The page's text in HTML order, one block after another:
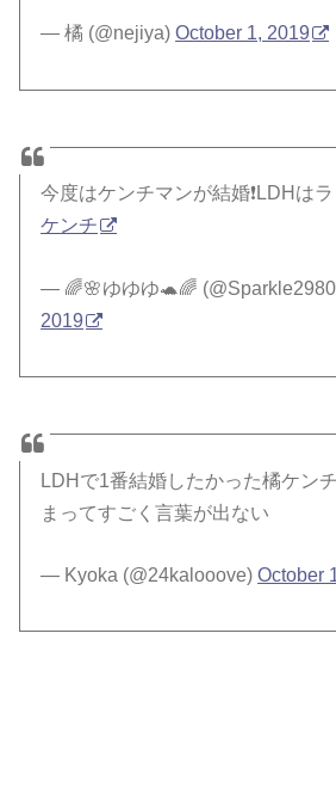
— 橘 (@nejiya)October 1, 2019
今度はケンチマンが結婚❗️LDHは
ケンチ
— 🌈🌸ゆゆゆ🐢🌈
2019
LDHで1番結婚したかった橘ケン
まってすごく言葉が出ない
— Kyoka (@24kalooove)October